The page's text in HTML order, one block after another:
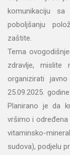
komunikaciju
poboljšanju
zaštite.
Tema
zdravlje, mislite
organizirati
25.09.2025.
Planirano je da
vršimo i određena
vitaminsko-
sudova), podjelu